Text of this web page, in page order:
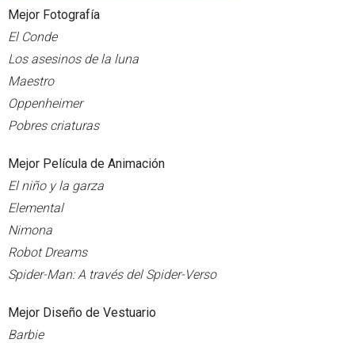
Mejor Fotografía
El Conde
Los asesinos de la luna
Maestro
Oppenheimer
Pobres criaturas
Mejor Película de Animación
El niño y la garza
Elemental
Nimona
Robot Dreams
Spider-Man: A través del Spider-Verso
Mejor Diseño de Vestuario
Barbie